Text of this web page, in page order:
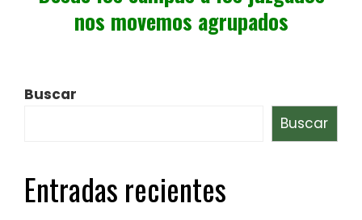
nos movemos agrupados
Buscar
Buscar
Entradas recientes